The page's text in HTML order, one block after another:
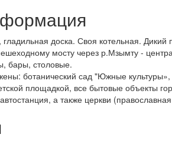
доска. Своя котельная. Дикий
мосту через р.Мзымту -
бары, столовые.
ботанический сад "Южные
площадкой, все бытовые объекты
а также церкви